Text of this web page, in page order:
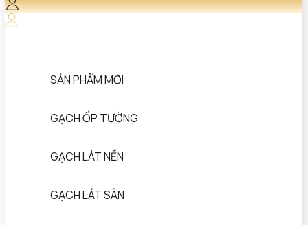
SẢN PHẨM MỚI
GẠCH ỐP TƯỜNG
GẠCH LÁT NỀN
GẠCH LÁT SÂN